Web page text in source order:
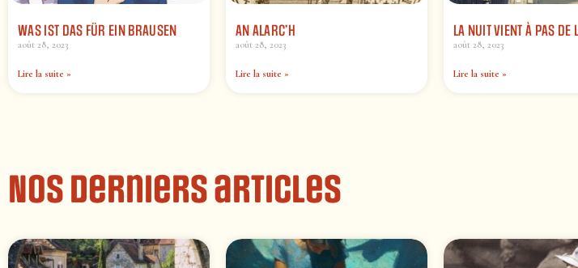
WAS IST DAS FÜR EIN BRAUSEN
août 28, 2023
Lire la suite »
AN ALARC’H
août 28, 2023
Lire la suite »
LA NUIT VIENT À PAS DE
août 28, 2023
Lire la suite »
Nos derniers articles